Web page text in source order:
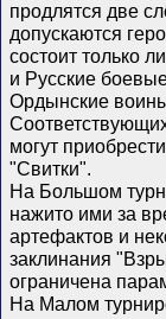
продлятся две
допускаются
состоит только
и Русские
Ордынские
могут
"Свитки".
На Большом
нажито ими за
артефактов и
заклинания
ограничена
На Малом